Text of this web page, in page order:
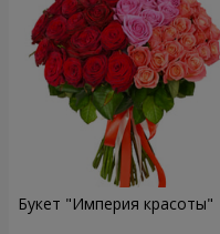
Букет "Империя красоты"